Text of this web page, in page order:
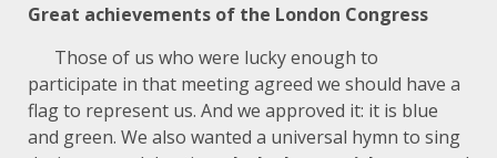
Great achievements of the London Congress
Those of us who were lucky enough to
participate in that meeting agreed we should have a
flag to represent us. And we approved it: it is blue
and green. We also wanted a universal hymn to sing